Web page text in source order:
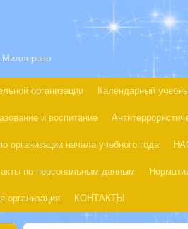
Миллерово
организации Календарный
и воспитание
организации начала учебного года
по персональным данным
организация КОНТАКТЫ